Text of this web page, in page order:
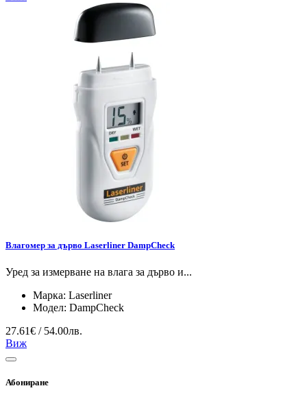
Влагомер за дърво Laserliner DampCheck
Уред за измерване на влага за дърво и...
Марка: Laserliner
Модел: DampCheck
27.61€ / 54.00лв.
Виж
Абониране